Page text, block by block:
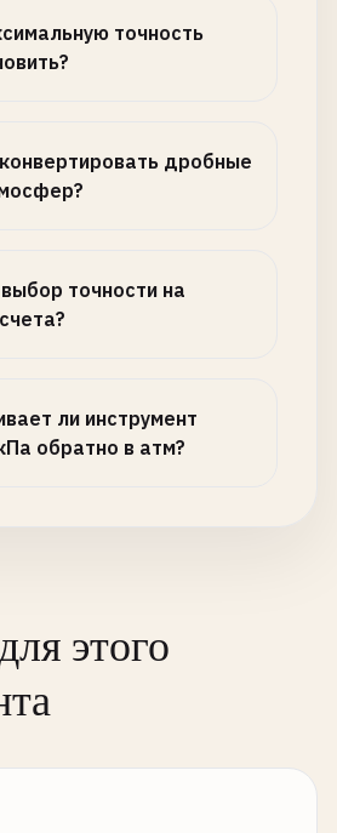
точность
дробные
точности на
ли инструмент
обратно в атм?
этого